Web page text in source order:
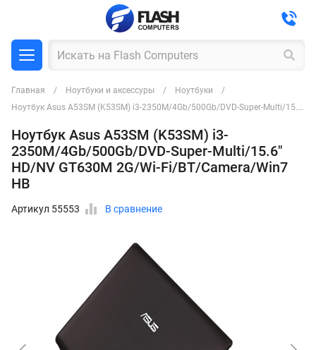
Главная Ноутбуки и аксессуры
Ноутбуки
Ноутбук Asus A53SM (K53SM) i3-2350M/4Gb/500Gb/DVD-Super-Multi/15.6" HD/NV GT630M 2G/Wi-Fi/BT/Camera/Win7 HB
Ноутбук Asus A53SM (K53SM) i3-
2350M/4Gb/500Gb/DVD-Super-Multi/15.6"
HD/NV GT630M 2G/Wi-Fi/BT/Camera/Win7
HB
Артикул 55553 В сравнение